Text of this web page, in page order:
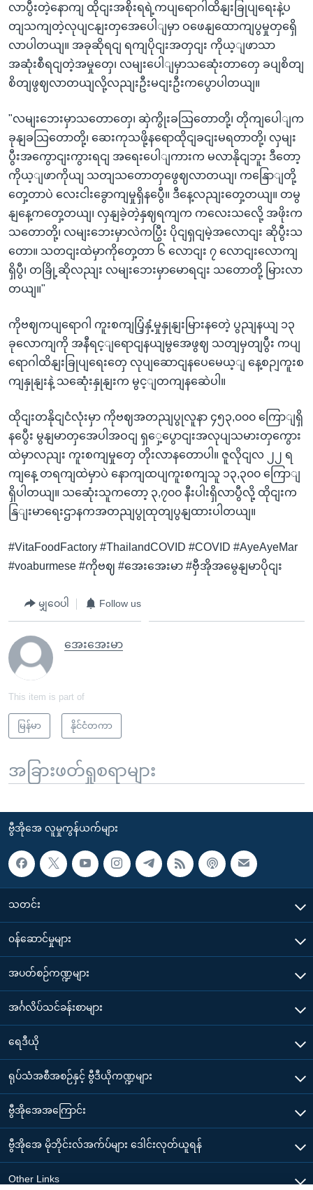
လာပွီးတဲ့နောကျ ထိုငျးအစိုးရရဲ့ကပျရောဂါထိနျးခြုပျရေးနဲ့ပ
တျသကျတဲ့လုပျငနျးတှအေပေါျမှာ ဝဖေနျထောကျပွမှုတှရှေိ
လာပါတယျ။ အခုဆိုရငျ ရကျပိုငျးအတှငျး ကိုယ့ျဖာသာ
အဆုံးစီရငျတဲ့အမှုတှေ၊ လမျးပေါျမှာသဆေုံးတာတှေ ခပျစိတျ
စိတျဖွဈလာတယျလို့လညျးဦးမငျးဦးကပွောပါတယျ။
"လမျးဘေးမှာသတောတှေ၊ ဆှဲကွိုးခသြတောတို့၊ တိုကျပေါျက
ခုနျခသြတောတို့၊ ဆေးကုသဖို့နရောထိုငျခငျးမရတာတို့၊ လှမျး
ပွီးအကွောငျးကွားရငျ အရေးပေါျကားက မလာနိုငျဘူး ဒီတော့
ကိုယ့ျဖာကိုယျ သတျသတောတှဖွေဈလာတယျ၊ ကနြောျတို့
တှေ့တာပဲ လေးငါးခွောကျမှုရှိနပွေီ။ ဒီနေ့လညျးတှေ့တယျ။ တမွ
နျနေ့ကတှေ့တယျ၊ လှနျခဲ့တဲ့နှဈရကျက ကလေးသလေို့ အဖိုးက
သတောတို့၊ လမျးဘေးမှာလဲကပြွီး ပိုငျရှငျမဲ့အလောငျး ဆိုပွီးသ
တော။ သတငျးထဲမှာကိုတှေ့တာ ၆ လောငျး ၇ လောငျးလောကျ
ရှိပွီ၊ တခြို့ဆိုလညျး လမျးဘေးမှာမောရငျး သတောတို့ မြားလာ
တယျ။"
ကိုဗဈကပျရောဂါ ကူးစကျပြံ့နှံ့မှုနှုနျးမြားနတေဲ့ ပွညျနယျ ၁၃
ခုလောကျကို အနီရင့ျရောငျနယျမွအေဖွဈ သတျမှတျပွီး ကပျ
ရောဂါထိနျးခြုပျရေးတှေ လုပျဆောငျနပေမေယ့ျ နေ့စဉျကူးစ
ကျနှုနျးနဲ့ သဆေုံးနှုနျးက မွင့ျတကျနဆေဲပါ။
ထိုငျးတနိုငျငံလုံးမှာ ကိုဗဈအတညျပွုလူနာ ၄၅၃,၀၀၀ ကြောျရှိ
နပွေီး မွနျမာတှအေပါအဝငျ ရှှေ့ပွောငျးအလုပျသမားတှကွေား
ထဲမှာလညျး ကူးစကျမှုတှေ တိုးလာနတောပါ။ ဇူလိုငျလ ၂၂ ရ
ကျနေ့ တရကျထဲမှာပဲ နောကျထပျကူးစကျသူ ၁၃,၃၀၀ ကြောျ
ရှိပါတယျ။ သဆေုံးသူကတော့ ၃,၇၀၀ နီးပါးရှိလာပွီလို့ ထိုငျးက
နြျးမာရေးဌာနကအတညျပွုထုတျပွနျထားပါတယျ။
#VitaFoodFactory #ThailandCOVID #COVID #AyeAyeMar
#voaburmese #ကိုဗဈ #အေးအေးမာ #ဗှီအိုအမွေနျမာပိုငျး
မျှဝေပါ Follow us
အေးအေးမာ
This item is part of
မြန်မာ နိုင်ငံတကာ
အခြားဖတ်ရှုစရာများ
ဗွီအိုအေ လူမှုကွန်ယက်များ
သတင်း
၀န်ဆောင်မှုများ
အပတ်စဉ်ကဏ္ဍများ
အင်္ဂလိပ်သင်ခန်းစာများ
ရေဒီယို
ရုပ်သံအစီအစဉ်နှင့် ဗွီဒီယိုကဏ္ဍများ
ဗွီအိုအေအကြောင်း
ဗွီအိုအေ မိုဘိုင်းလ်အက်ပ်များ ဒေါင်းလုတ်ယူရန်
Other Links